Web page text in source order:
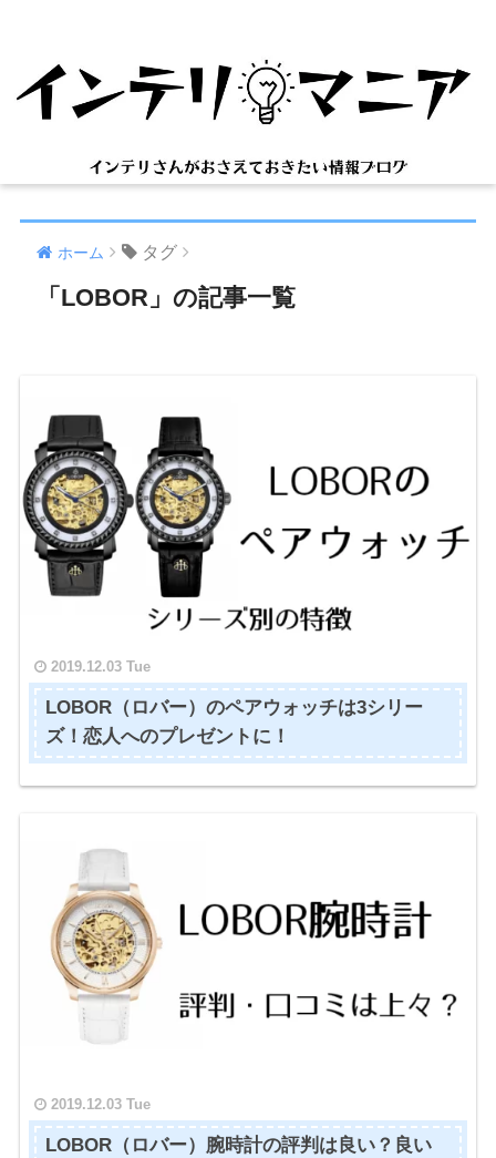
ホーム タグ
「LOBOR」の記事一覧
2019.12.03 Tue
LOBOR（ロバー）のペアウォッチは3シリー
ズ！恋人へのプレゼントに！
2019.12.03 Tue
LOBOR（ロバー）腕時計の評判は良い？良い